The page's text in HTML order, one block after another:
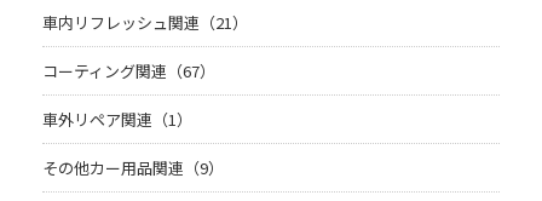
車内リフレッシュ関連（21）
コーティング関連（67）
車外リペア関連（1）
その他カー用品関連（9）